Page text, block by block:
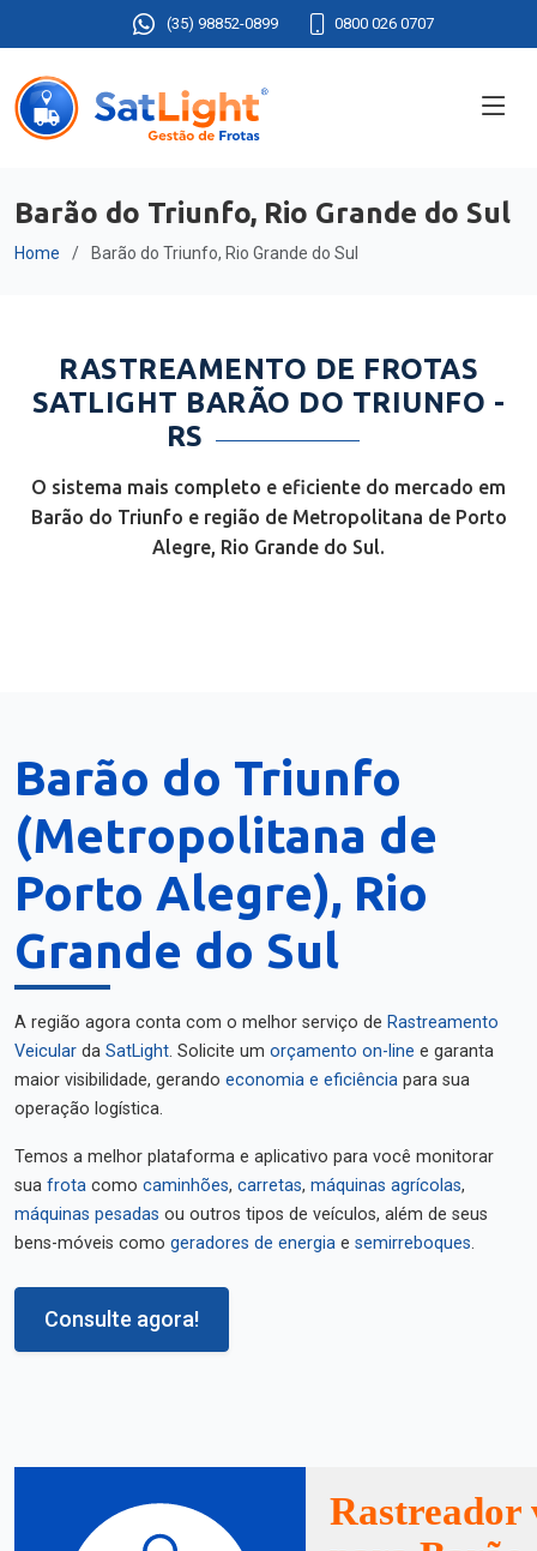
(35) 98852-0899 0800 026 0707
Barão do Triunfo, Rio Grande do Sul
Home Barão do Triunfo, Rio Grande do Sul
RASTREAMENTO DE FROTAS
SATLIGHT BARÃO DO TRIUNFO -
RS
O sistema mais completo e eficiente do mercado em
Barão do Triunfo e região de Metropolitana de Porto
Alegre, Rio Grande do Sul.
Barão do Triunfo
(Metropolitana de
Porto Alegre), Rio
Grande do Sul
A região agora conta com o melhor serviço de Rastreamento
Veicular da SatLight. Solicite um orçamento on-line e garanta
maior visibilidade, gerando economia e eficiência para sua
operação logística.
Temos a melhor plataforma e aplicativo para você monitorar
sua frota como caminhões, carretas, máquinas agrícolas,
máquinas pesadas ou outros tipos de veículos, além de seus
bens-móveis como geradores de energia e semirreboques.
Consulte agora!
Rastreador